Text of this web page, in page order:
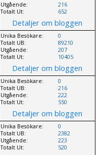
Utgående:
Totalt Ut:
216
652
Detaljer om bloggen
Unika Besökare:
Totalt UB:
Utgående:
Totalt Ut:
0
89210
207
10405
Detaljer om bloggen
Unika Besökare:
Totalt UB:
Utgående:
Totalt Ut:
0
216
222
550
Detaljer om bloggen
Unika Besökare:
Totalt UB:
Utgående:
Totalt Ut:
0
2382
223
520